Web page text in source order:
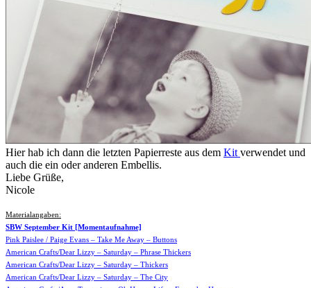
Hier hab ich dann die letzten Papierreste aus dem Kit verwendet und
auch die ein oder anderen Embellis.
Liebe Grüße,
Nicole
Materialangaben:
SBW September Kit [Momentaufnahme]
Pink Paislee / Paige Evans – Take Me Away – Buttons
American Crafts/Dear Lizzy – Saturday – Phrase Thickers
American Crafts/Dear Lizzy – Saturday – Thickers
American Crafts/Dear Lizzy – Saturday – The City